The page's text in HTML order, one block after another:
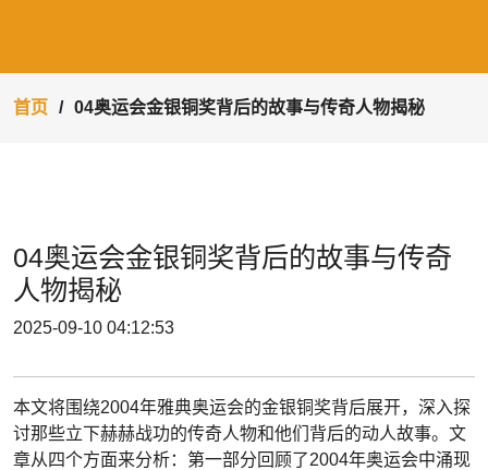
首页 04奥运会金银铜奖背后的故事与传奇人物揭秘
04奥运会金银铜奖背后的故事与传奇
人物揭秘
2025-09-10 04:12:53
本文将围绕2004年雅典奥运会的金银铜奖背后展开，深入探
讨那些立下赫赫战功的传奇人物和他们背后的动人故事。文
章从四个方面来分析：第一部分回顾了2004年奥运会中涌现